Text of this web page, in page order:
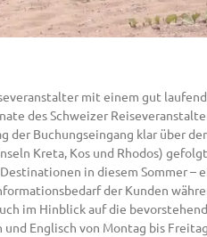
mit einem gut
des Schweizer
Buchungseingang klar über
Kreta, Kos und Rhodos)
in diesem Sommer –
der Kunden
im Hinblick auf die
Englisch von Montag bis